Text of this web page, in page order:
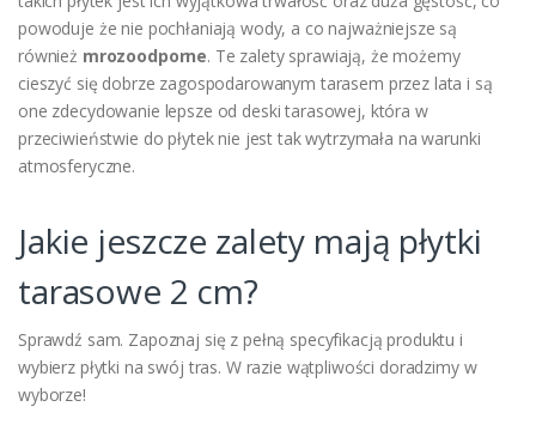
powoduje że nie pochłaniają wody, a co najważniejsze są
również mrozoodporne. Te zalety sprawiają, że możemy
cieszyć się dobrze zagospodarowanym tarasem przez lata i są
one zdecydowanie lepsze od deski tarasowej, która w
przeciwieństwie do płytek nie jest tak wytrzymała na warunki
atmosferyczne.
Jakie jeszcze zalety mają płytki
tarasowe 2 cm?
Sprawdź sam. Zapoznaj się z pełną specyfikacją produktu i
wybierz płytki na swój tras. W razie wątpliwości doradzimy w
wyborze!